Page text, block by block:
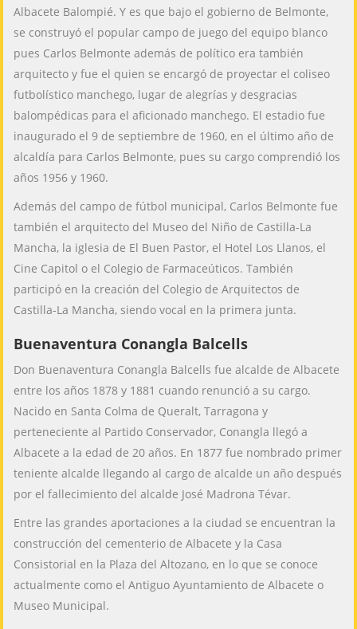
Albacete Balompié. Y es que bajo el gobierno de Belmonte,
se construyó el popular campo de juego del equipo blanco
pues Carlos Belmonte además de político era también
arquitecto y fue el quien se encargó de proyectar el coliseo
futbolístico manchego, lugar de alegrías y desgracias
balompédicas para el aficionado manchego. El estadio fue
inaugurado el 9 de septiembre de 1960, en el último año de
alcaldía para Carlos Belmonte, pues su cargo comprendió los
años 1956 y 1960.
Además del campo de fútbol municipal, Carlos Belmonte fue
también el arquitecto del Museo del Niño de Castilla-La
Mancha, la iglesia de El Buen Pastor, el Hotel Los Llanos, el
Cine Capitol o el Colegio de Farmaceúticos. También
participó en la creación del Colegio de Arquitectos de
Castilla-La Mancha, siendo vocal en la primera junta.
Buenaventura Conangla Balcells
Don Buenaventura Conangla Balcells fue alcalde de Albacete
entre los años 1878 y 1881 cuando renunció a su cargo.
Nacido en Santa Colma de Queralt, Tarragona y
perteneciente al Partido Conservador, Conangla llegó a
Albacete a la edad de 20 años. En 1877 fue nombrado primer
teniente alcalde llegando al cargo de alcalde un año después
por el fallecimiento del alcalde José Madrona Tévar.
Entre las grandes aportaciones a la ciudad se encuentran la
construcción del cementerio de Albacete y la Casa
Consistorial en la Plaza del Altozano, en lo que se conoce
actualmente como el Antiguo Ayuntamiento de Albacete o
Museo Municipal.